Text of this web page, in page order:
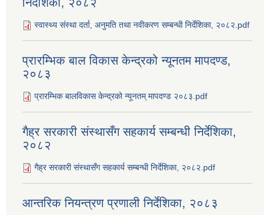
स्वास्थ्य संस्था दर्ता, अनुमति तथा नवीकरण सम्बन्धी निर्देशिका, २०८२.pdf
प्रारम्भिक बाल विकास केन्द्रको न्यूनतम मापदण्ड,
२०८३
प्रारम्भिक बालविकास केन्द्रको न्यूनतम् मापदण्ड २०८३.pdf
गैह्र सरकारी संस्थासँग सहकार्य सम्बन्धी निर्देशिका,
२०८२
गैह्र सरकारी संस्थासँग सहकार्य सम्बन्धी निर्देशिका, २०८२.pdf
आन्तरिक नियन्त्रण प्रणाली निर्देशिका, २०८३